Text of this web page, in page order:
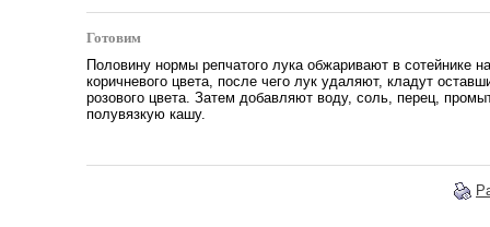
Готовим
Половину нормы репчатого лука обжаривают в сотейнике
коричневого цвета, после чего лук удаляют, кладут
розового цвета. Затем добавляют воду, соль, перец,
полувязкую кашу.